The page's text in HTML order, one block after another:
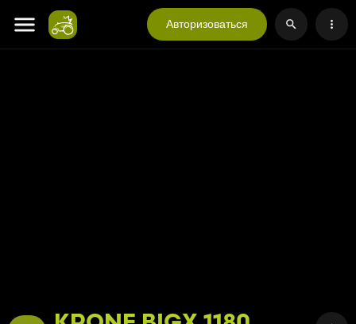
Авторизоваться